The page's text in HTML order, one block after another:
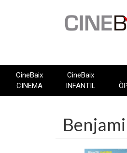
CineBaix
CINEMA
CineBaix
INFANTIL